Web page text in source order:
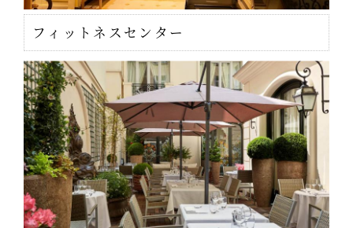
フィットネスセンター